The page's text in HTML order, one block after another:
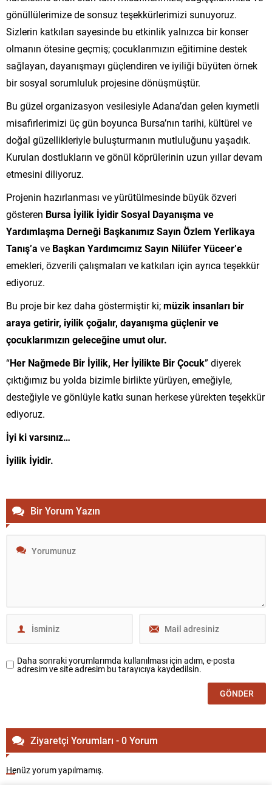
gönüllülerimize de sonsuz teşekkürlerimizi sunuyoruz.
Sizlerin katkıları sayesinde bu etkinlik yalnızca bir konser
olmanın ötesine geçmiş; çocuklarımızın eğitimine destek
sağlayan, dayanışmayı güçlendiren ve iyiliği büyüten örnek
bir sosyal sorumluluk projesine dönüşmüştür.
Bu güzel organizasyon vesilesiyle Adana’dan gelen kıymetli
misafirlerimizi üç gün boyunca Bursa’nın tarihi, kültürel ve
doğal güzellikleriyle buluşturmanın mutluluğunu yaşadık.
Kurulan dostlukların ve gönül köprülerinin uzun yıllar devam
etmesini diliyoruz.
Projenin hazırlanması ve yürütülmesinde büyük özveri
gösteren Bursa İyilik İyidir Sosyal Dayanışma ve
Yardımlaşma Derneği Başkanımız Sayın Özlem Yerlikaya
Tanış’a ve Başkan Yardımcımız Sayın Nilüfer Yüceer’e
emekleri, özverili çalışmaları ve katkıları için ayrıca teşekkür
ediyoruz.
Bu proje bir kez daha göstermiştir ki;müzik insanları bir
araya getirir, iyilik çoğalır, dayanışma güçlenir ve
çocuklarımızın geleceğine umut olur.
“Her Nağmede Bir İyilik, Her İyilikte Bir Çocuk” diyerek
çıktığımız bu yolda bizimle birlikte yürüyen, emeğiyle,
desteğiyle ve gönlüyle katkı sunan herkese yürekten teşekkür
ediyoruz.
İyi ki varsınız…
İyilik İyidir.
Bir Yorum Yazın
Daha sonraki yorumlarımda kullanılması için adım, e-posta
adresim ve site adresim bu tarayıcıya kaydedilsin.
Ziyaretçi Yorumları - 0 Yorum
Henüz yorum yapılmamış.